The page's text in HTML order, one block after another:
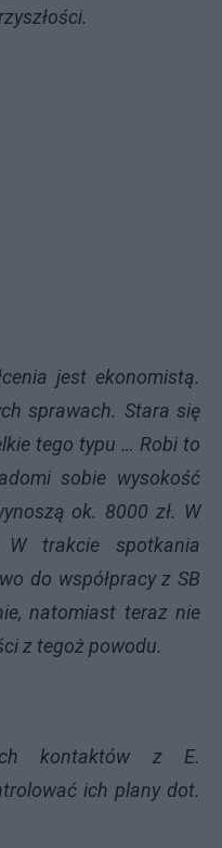
jest ekonomistą.
sprawach. Stara się
tego typu … Robi to
sobie wysokość
ok. 8000 zł. W
trakcie spotkania
do współpracy z SB
natomiast teraz nie
z tegoż powodu.
kontaktów z E.
ich plany dot.